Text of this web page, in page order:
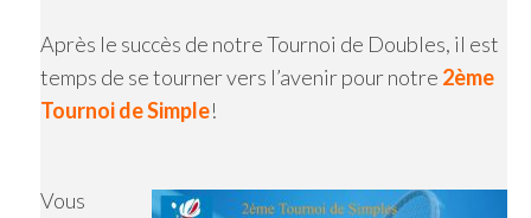
Après le succès de notre Tournoi de Doubles, il est
temps de se tourner vers l’avenir pour notre 2ème
Tournoi de Simple!
Vous